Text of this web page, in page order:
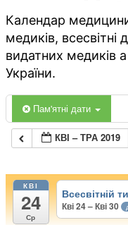
Календар медицини
медиків, всесвітні
видатних медиків
України.
Пам'ятні дати
КВІ – ТРА 2019
КВІ
24
Ср
Всесвітній
Кві 24 – Кві 30